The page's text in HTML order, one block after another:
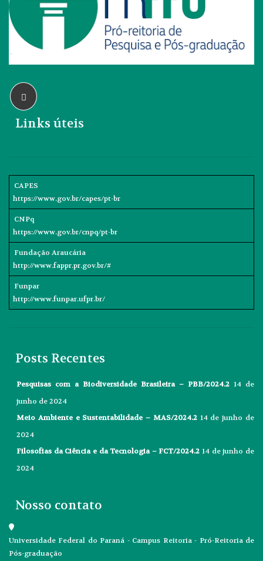
Links úteis
CAPES
https://www.gov.br/capes/pt-br
CNPq
https://www.gov.br/cnpq/pt-br
Fundação Araucária
http://www.fappr.pr.gov.br/#
Funpar
http://www.funpar.ufpr.br/
Posts Recentes
Pesquisas com a Biodiversidade Brasileira – PBB/2024.2 14 de
junho de 2024
Meio Ambiente e Sustentabilidade – MAS/2024.2 14 de junho de
2024
Filosofias da Ciência e da Tecnologia – FCT/2024.2 14 de junho de
2024
Nosso contato
Universidade Federal do Paraná - Campus Reitoria - Pró-Reitoria de
Pós-graduação